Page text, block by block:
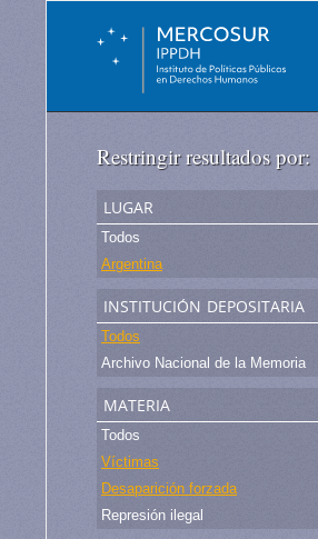
Restringir resultados por:
lugar
Todos
Argentina
institución depositaria
Todos
Archivo Nacional de la Memoria
materia
Todos
Víctimas
Desaparición forzada
Represión ilegal